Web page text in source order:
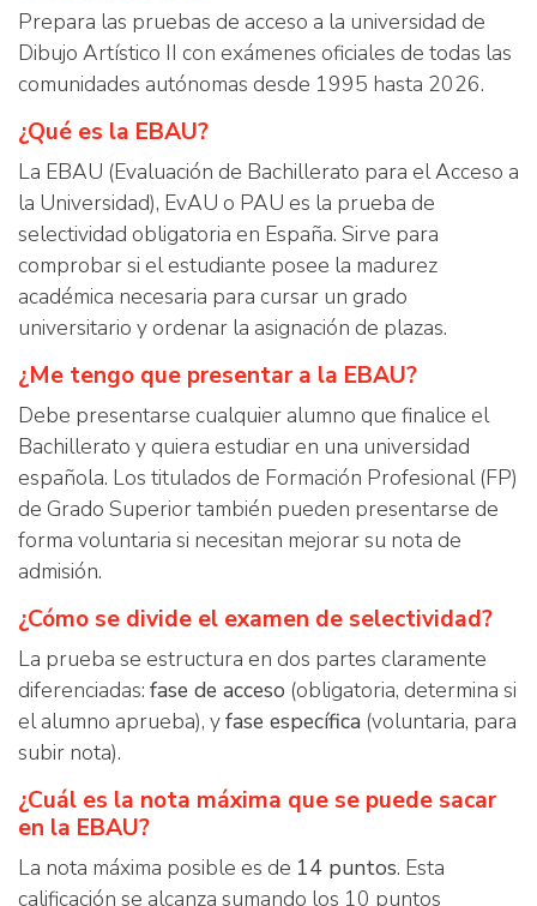
Prepara las pruebas de acceso a la universidad de
Dibujo Artístico II con exámenes oficiales de todas las
comunidades autónomas desde 1995 hasta 2026.
¿Qué es la EBAU?
La EBAU (Evaluación de Bachillerato para el Acceso a
la Universidad), EvAU o PAU es la prueba de
selectividad obligatoria en España. Sirve para
comprobar si el estudiante posee la madurez
académica necesaria para cursar un grado
universitario y ordenar la asignación de plazas.
¿Me tengo que presentar a la EBAU?
Debe presentarse cualquier alumno que finalice el
Bachillerato y quiera estudiar en una universidad
española. Los titulados de Formación Profesional (FP)
de Grado Superior también pueden presentarse de
forma voluntaria si necesitan mejorar su nota de
admisión.
¿Cómo se divide el examen de selectividad?
La prueba se estructura en dos partes claramente
diferenciadas: fase de acceso (obligatoria, determina si
el alumno aprueba), yfase específica (voluntaria, para
subir nota).
¿Cuál es la nota máxima que se puede sacar
en la EBAU?
La nota máxima posible es de 14 puntos. Esta
calificación se alcanza sumando los 10 puntos